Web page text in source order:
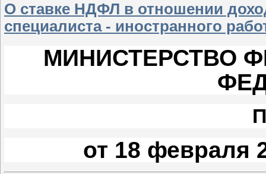
О ставке НДФЛ в отношении
специалиста - иностранного
МИНИСТЕРСТВО
от 18 февраля